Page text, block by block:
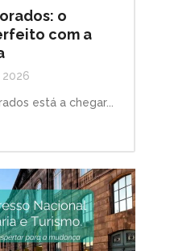
o
com a
2026
está a chegar...